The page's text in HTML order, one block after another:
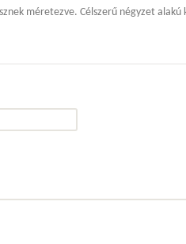
méretezve. Célszerű négyzet alakú